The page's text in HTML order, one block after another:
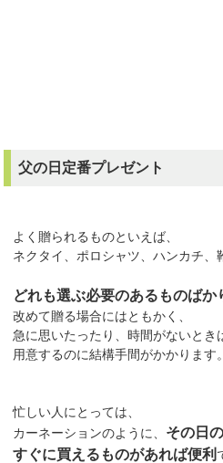
父の日定番プレゼント
よく贈られるものといえば、
ネクタイ、ポロシャツ、ハンカチ、
どれも選ぶ必要のあるものばか
改めて贈る場合にはともかく、
急に思いたったり、時間がないとき
用意するのに結構手間がかかります。
忙しい人にとっては、
カーネーションのように、 その日
すぐに買えるものがあれば便利